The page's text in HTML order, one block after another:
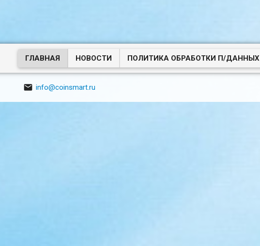
ГЛАВНАЯ НОВОСТИ ПОЛИТИКА ОБРАБОТКИ П/ДАННЫХ
 info@coinsmart.ru